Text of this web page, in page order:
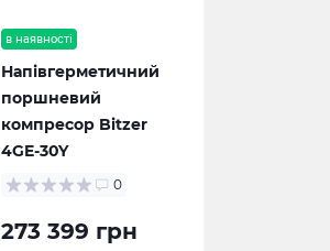
в наявності
Напівгерметичний
поршневий
компресор Bitzer
4GE-30Y
0
273 399 грн